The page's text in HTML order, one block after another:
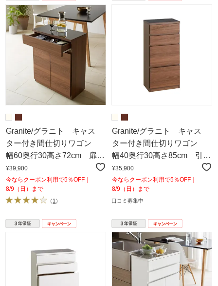
Granite/グラニト キャス
ター付き間仕切りワゴン
幅60奥行30高さ72cm 扉収
納タイプ
¥39,900
今ならクーポン利用で5％OFF｜
8/9（日）まで
（ 1 ）
Granite/グラニト キャス
ター付き間仕切りワゴン
幅40奥行30高さ85cm 引き
出しタイプ
¥35,900
今ならクーポン利用で5％OFF｜
8/9（日）まで
口コミ募集中